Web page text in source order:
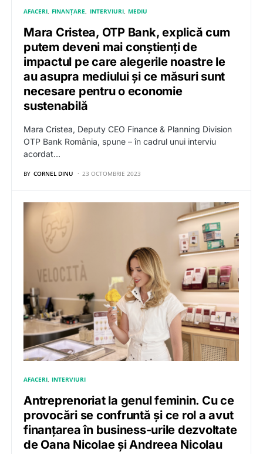
AFACERI FINANȚARE INTERVIURI MEDIU
Mara Cristea, OTP Bank, explică cum
putem deveni mai conștienți de
impactul pe care alegerile noastre le
au asupra mediului și ce măsuri sunt
necesare pentru o economie
sustenabilă
Mara Cristea, Deputy CEO Finance & Planning Division
OTP Bank România, spune – în cadrul unui interviu
acordat…
BY CORNEL DINU 23 OCTOMBRIE 2023
AFACERI INTERVIURI
Antreprenoriat la genul feminin. Cu ce
provocări se confruntă și ce rol a avut
finanțarea în business-urile dezvoltate
de Oana Nicolae și Andreea Nicolau